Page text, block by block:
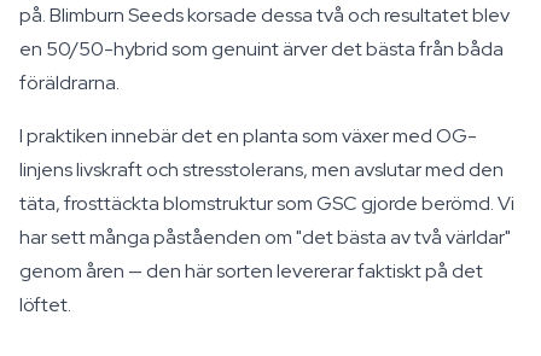
på. Blimburn Seeds korsade dessa två och resultatet blev
en 50/50-hybrid som genuint ärver det bästa från båda
föräldrarna.
I praktiken innebär det en planta som växer med OG-
linjens livskraft och stresstolerans, men avslutar med den
täta, frosttäckta blomstruktur som GSC gjorde berömd. Vi
har sett många påståenden om "det bästa av två världar"
genom åren — den här sorten levererar faktiskt på det
löftet.